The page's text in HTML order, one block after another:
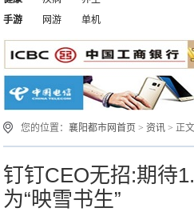
手游
网游 单机
您的位置：襄阳都市网首页 >资讯 > 正文
钉钉CEO无招:期待
为“映雪书生”